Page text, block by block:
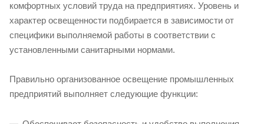
комфортных условий труда на предприятиях. Уровень и
характер освещенности подбирается в зависимости от
специфики выполняемой работы в соответствии с
установленными санитарными нормами.
Правильно организованное освещение промышленных
предприятий выполняет следующие функции: